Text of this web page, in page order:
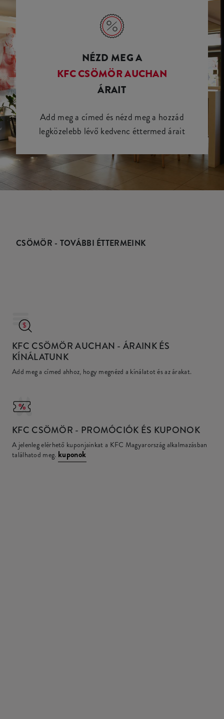
NÉZD MEG A
KFC CSÖMÖR AUCHAN
ÁRAIT
Add meg a címed és nézd meg a hozzád
legközelebb lévő kedvenc éttermed árait
CSÖMÖR - TOVÁBBI ÉTTERMEINK
KFC CSÖMÖR AUCHAN - ÁRAINK ÉS
KÍNÁLATUNK
Add meg a címed ahhoz, hogy megnézd a kínálatot és az árakat.
KFC CSÖMÖR - PROMÓCIÓK ÉS KUPONOK
A jelenleg elérhető kuponjainkat a KFC Magyarország alkalmazásban
találhatod meg. kuponok